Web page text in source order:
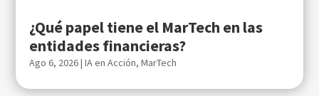
¿Qué papel tiene el MarTech en las
entidades financieras?
Ago 6, 2026|IA en Acción,MarTech